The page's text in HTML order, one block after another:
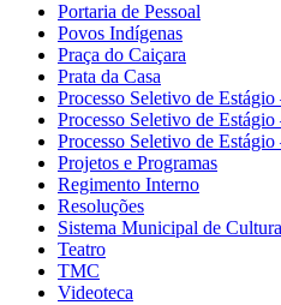
Portaria de Pessoal
Povos Indígenas
Praça do Caiçara
Prata da Casa
Processo Seletivo de
Processo Seletivo de
Processo Seletivo de
Projetos e Programas
Regimento Interno
Resoluções
Sistema Municipal de Cultura
Teatro
TMC
Videoteca